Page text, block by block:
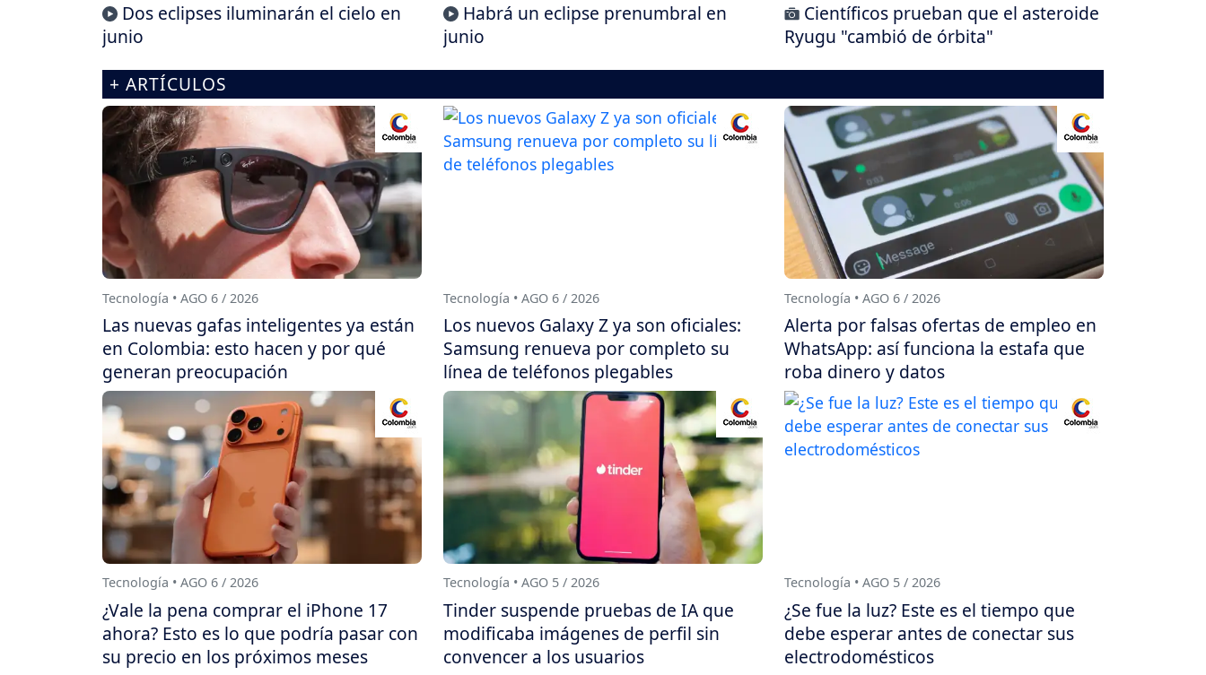
Dos eclipses iluminarán el cielo en
junio
Habrá un eclipse prenumbral en
junio
Científicos prueban que el asteroide
Ryugu "cambió de órbita"
+ ARTÍCULOS
Tecnología • AGO 6 / 2026
Las nuevas gafas inteligentes ya están
en Colombia: esto hacen y por qué
generan preocupación
Tecnología • AGO 6 / 2026
Los nuevos Galaxy Z ya son oficiales:
Samsung renueva por completo su
línea de teléfonos plegables
Tecnología • AGO 6 / 2026
Alerta por falsas ofertas de empleo en
WhatsApp: así funciona la estafa que
roba dinero y datos
Tecnología • AGO 6 / 2026
¿Vale la pena comprar el iPhone 17
ahora? Esto es lo que podría pasar con
su precio en los próximos meses
Tecnología • AGO 5 / 2026
Tinder suspende pruebas de IA que
modificaba imágenes de perfil sin
convencer a los usuarios
Tecnología • AGO 5 / 2026
¿Se fue la luz? Este es el tiempo que
debe esperar antes de conectar sus
electrodomésticos